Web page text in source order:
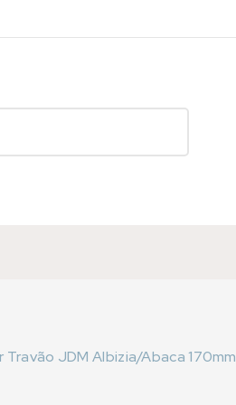
Travão JDM Albizia/Abaca 170mm